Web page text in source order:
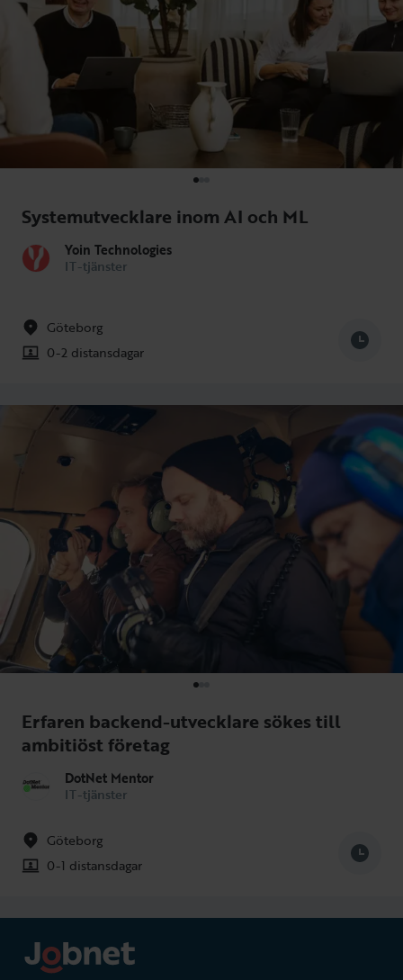
Systemutvecklare inom AI och ML
Yoin Technologies
IT-tjänster
Göteborg
0-2 distansdagar
Erfaren backend-utvecklare sökes till
ambitiöst företag
DotNet Mentor
IT-tjänster
Göteborg
0-1 distansdagar